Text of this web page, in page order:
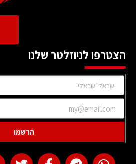
הצטרפו לניוזלטר שלנו
הרשמו